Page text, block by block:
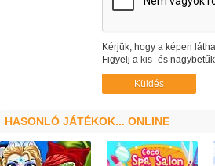
Kérjük, hogy a képen
Figyelj a kis- és
HASONLÓ JÁTÉKOK... ONLINE